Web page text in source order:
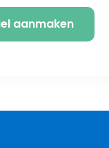
aanmaken